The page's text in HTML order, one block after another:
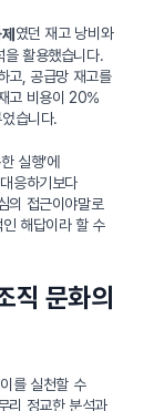
였던 재고 낭비와
을 활용했습니다.
고, 공급망 재고를
고 비용이 20%
습니다.
실행’에
응하기보다
의 접근이야말로
해답이라 할 수
직 문화의
를 실천할 수
리 정교한 분석과